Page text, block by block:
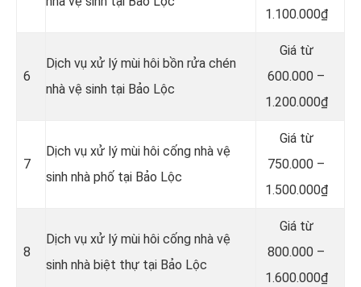
1.100.000₫
6
Dịch vụ xử lý mùi hôi bồn rửa chén
nhà vệ sinh tại Bảo Lộc
Giá từ
600.000 –
1.200.000₫
7
Dịch vụ xử lý mùi hôi cống nhà vệ
sinh nhà phố tại Bảo Lộc
Giá từ
750.000 –
1.500.000₫
8
Dịch vụ xử lý mùi hôi cống nhà vệ
sinh nhà biệt thự tại Bảo Lộc
Giá từ
800.000 –
1.600.000₫